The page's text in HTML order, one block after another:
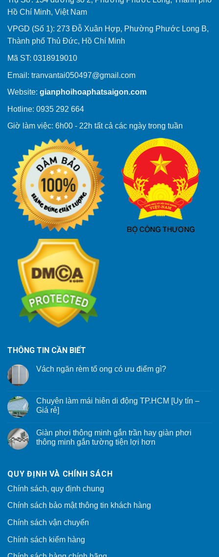
Hồ Chí Minh, Việt Nam
VPGD (Số 1): 273 Đỗ Xuân Hợp, Phường Phước Long B,
Thành phố Thủ Đức, Hồ Chí Minh
Mã ST: 0318919010
Email: tranvantai050497@gmail.com
Website: gianphoihoaphatsaigon.com
Hotline: 0935 292 664
Giờ làm việc: 6h00 - 22h tất cả các ngày trong tuần
THÔNG TIN CẦN BIẾT
Vách ngăn rèm tổ ong có ưu điểm gì?
Chuyên làm mái hiên di động TP.HCM [Uy tín –
Giá rẻ]
Giàn phơi thông minh gắn trần hay giàn phơi
thông minh gắn tường tiện lợi hơn
QUY ĐỊNH VÀ CHÍNH SÁCH
Chính sách, quy định chung
Chính sách bảo mật thông tin khách hàng
Chính sách vận chuyển
Chính sách kiểm hàng